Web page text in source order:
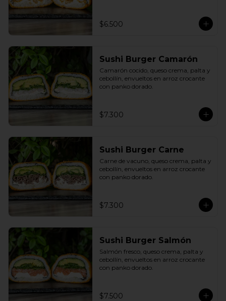
$6.500
Sushi Burger Camarón
Camarón cocido, queso crema, palta y
cebollín, envueltos en arroz crocante
con panko dorado.
$7.300
Sushi Burger Carne
Carne de vacuno, queso crema, palta y
cebollín, envueltos en arroz crocante
con panko dorado.
$7.300
Sushi Burger Salmón
Salmón fresco, queso crema, palta y
cebollín, envueltos en arroz crocante
con panko dorado.
$7.500